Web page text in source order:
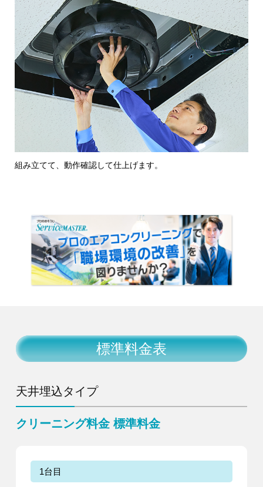
組み立てて、動作確認して仕上げます。
標準料金表
天井埋込タイプ
クリーニング料金 標準料金
1台目